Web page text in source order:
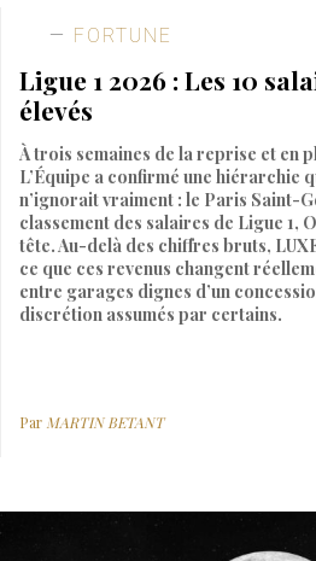
FORTUNE
Ligue 1 2026 : Les 10
élevés
À trois semaines de la reprise et en
L’Équipe a confirmé une hiérarchie
n’ignorait vraiment : le Paris Saint-
classement des salaires de Ligue 1,
tête. Au-delà des chiffres bruts,
ce que ces revenus changent
entre garages dignes d’un
discrétion assumés par certains.
Par MARTIN BETANT